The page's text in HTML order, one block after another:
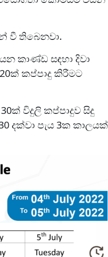
වී තිබෙනවා.
යන කාණ්ඩ සඳහා දිවා
කප්පාදු කිරීමට
විදුලි කප්පාදුව සිදු
දක්වා පැය 3ක කාලයක්